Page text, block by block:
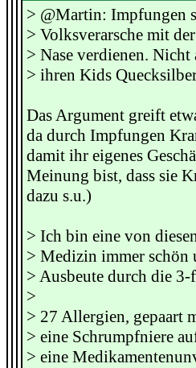
> @Martin: Impfungen
> Volksverarsche mit
> Nase verdienen.
> ihren Kids
Das Argument greift
da durch Impfungen
damit ihr eigenes
Meinung bist, dass sie
dazu s.u.)
> Ich bin eine von
> Medizin immer schön
> Ausbeute durch die
>
> 27 Allergien, gepaart
> eine Schrumpfniere
> eine